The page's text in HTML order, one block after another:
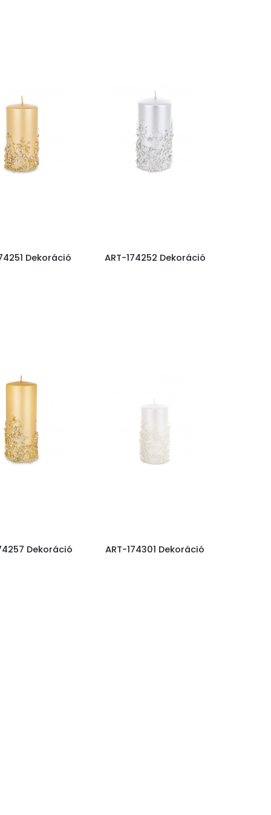
Dekoráció ART-174252 Dekoráció
Dekoráció ART-174301 Dekoráció